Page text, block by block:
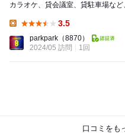
カラオケ、貸会議室、貸駐車場な
3.5
parkpark （8870）
2024/05 訪問
1回
口コミをも